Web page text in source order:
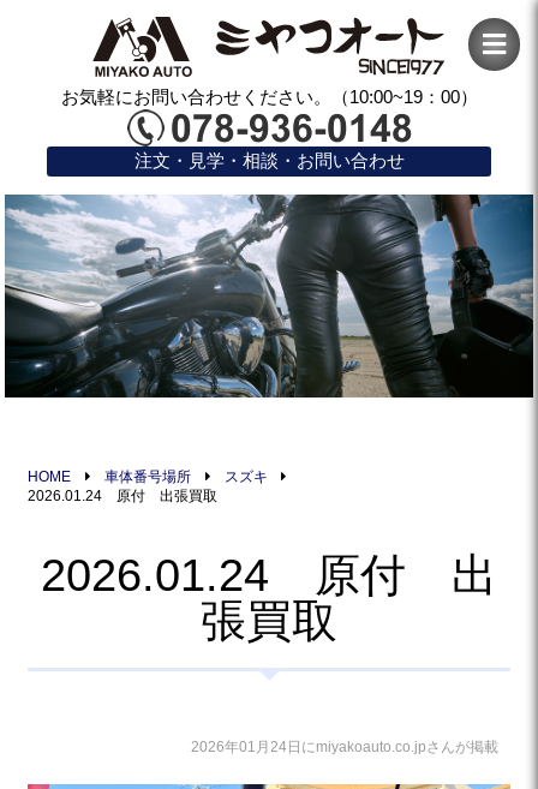
お気軽にお問い合わせください。（10:00~19：00）
注文・見学・相談・お問い合わせ
HOME 車体番号場所
スズキ
2026.01.24 原付 出張買取
2026.01.24 原付 出
張買取
2026年01月24日にmiyakoauto.co.jpさんが掲載